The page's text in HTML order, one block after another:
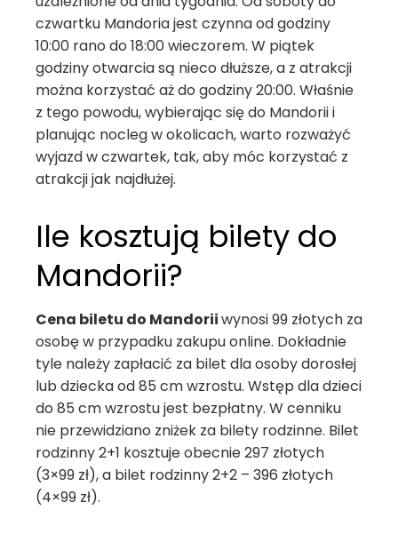
czwartku Mandoria jest czynna od godziny
10:00 rano do 18:00 wieczorem. W piątek
godziny otwarcia są nieco dłuższe, a z atrakcji
można korzystać aż do godziny 20:00. Właśnie
z tego powodu, wybierając się do Mandorii i
planując nocleg w okolicach, warto rozważyć
wyjazd w czwartek, tak, aby móc korzystać z
atrakcji jak najdłużej.
Ile kosztują bilety do
Mandorii?
Cena biletu do Mandoriiwynosi 99 złotych za
osobę w przypadku zakupu online. Dokładnie
tyle należy zapłacić za bilet dla osoby dorosłej
lub dziecka od 85 cm wzrostu. Wstęp dla dzieci
do 85 cm wzrostu jest bezpłatny. W cenniku
nie przewidziano zniżek za bilety rodzinne. Bilet
rodzinny 2+1 kosztuje obecnie 297 złotych
(3×99 zł), a bilet rodzinny 2+2 – 396 złotych
(4×99 zł).